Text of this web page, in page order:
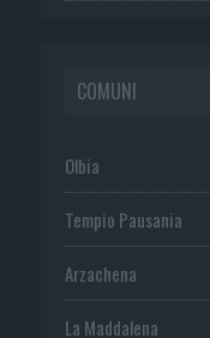
COMUNI
Olbia
Tempio Pausania
Arzachena
La Maddalena